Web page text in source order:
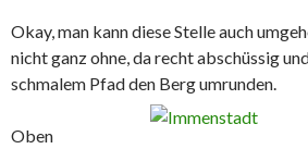
Okay, man kann diese Stelle auch
nicht ganz ohne, da recht abschüssig
schmalem Pfad den Berg umrunden.
Oben